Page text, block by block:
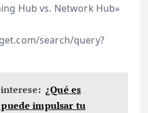
Hub vs. Network Hub»
search/query?
¿Qué es
impulsar tu